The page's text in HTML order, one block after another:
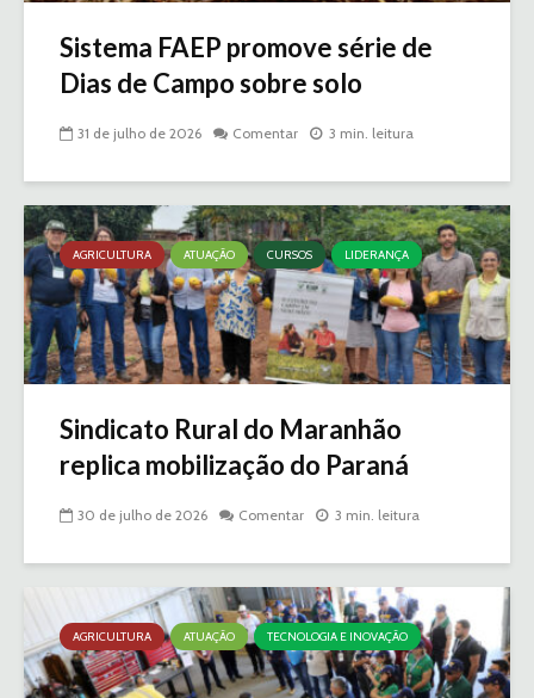
Sistema FAEP promove série de
Dias de Campo sobre solo
31 de julho de 2026 Comentar 3 min. leitura
AGRICULTURA ATUAÇÃO CURSOS LIDERANÇA
Sindicato Rural do Maranhão
replica mobilização do Paraná
30 de julho de 2026 Comentar 3 min. leitura
AGRICULTURA ATUAÇÃO TECNOLOGIA E INOVAÇÃO